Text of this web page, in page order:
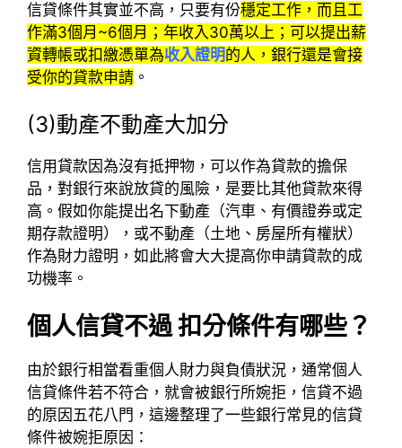
信貸條件其實並不高，只要有份穩定工作，而且工
作滿3個月~6個月；年收入30萬以上；可以提出薪
資轉帳或扣繳憑單為收入證明的人，銀行還是會接
受你的貸款申請 。
(3)動產不動產大加分
信用貸款因為沒有抵押物，可以作為貸款的擔保
品，對銀行來說放貸的風險，是要比其他貸款來得
高。假如你能提出名下動產（汽車、有價證券或定
期存款證明），或不動產（土地、房屋所有權狀）
作為財力證明，如此將會大大提高你申請貸款的成
功機率。
個人信貸不過 扣分條件有哪些？
由於銀行相當看重個人財力與負債狀況，通常個人
信貸條件若不符合，就會被銀行所婉拒，信貸不過
的原因五花八門，這邊整理了一些銀行常見的信貸
條件被婉拒原因：